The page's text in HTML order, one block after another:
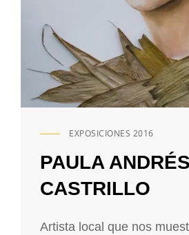
ENLACES
CATEGORÍAS
EXPOSICIONES 2016
PAULA ANDRÉS
CASTRILLO
Artista local que nos